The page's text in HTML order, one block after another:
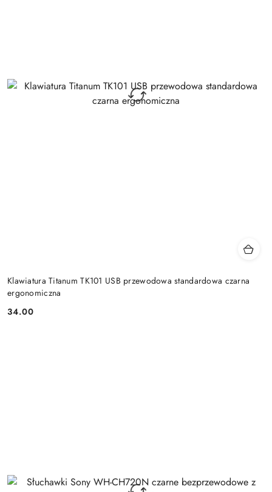
Klawiatura Titanum TK101 USB przewodowa standardowa czarna
ergonomiczna
Cena:
34.00